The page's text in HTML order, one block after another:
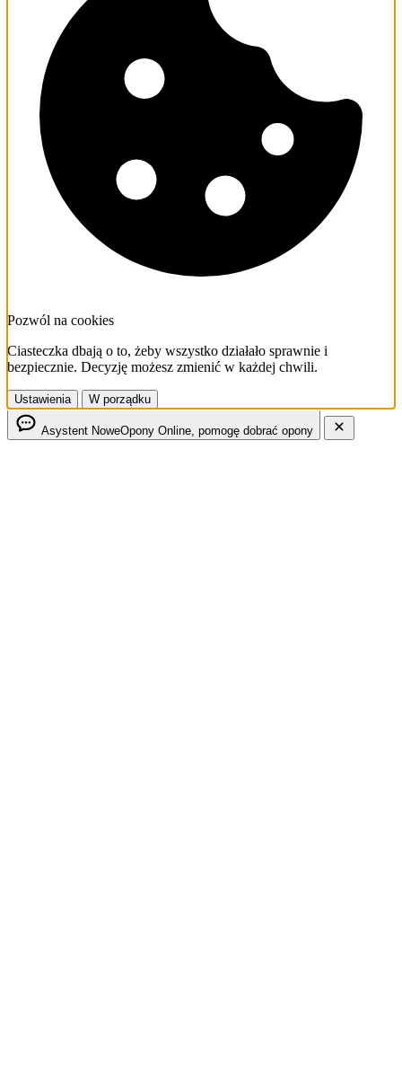
Pozwól na cookies
Ciasteczka dbają o to, żeby wszystko działało sprawnie i
bezpiecznie. Decyzję możesz zmienić w każdej chwili.
Ustawienia W porządku
Asystent NoweOpony Online, pomogę dobrać opony